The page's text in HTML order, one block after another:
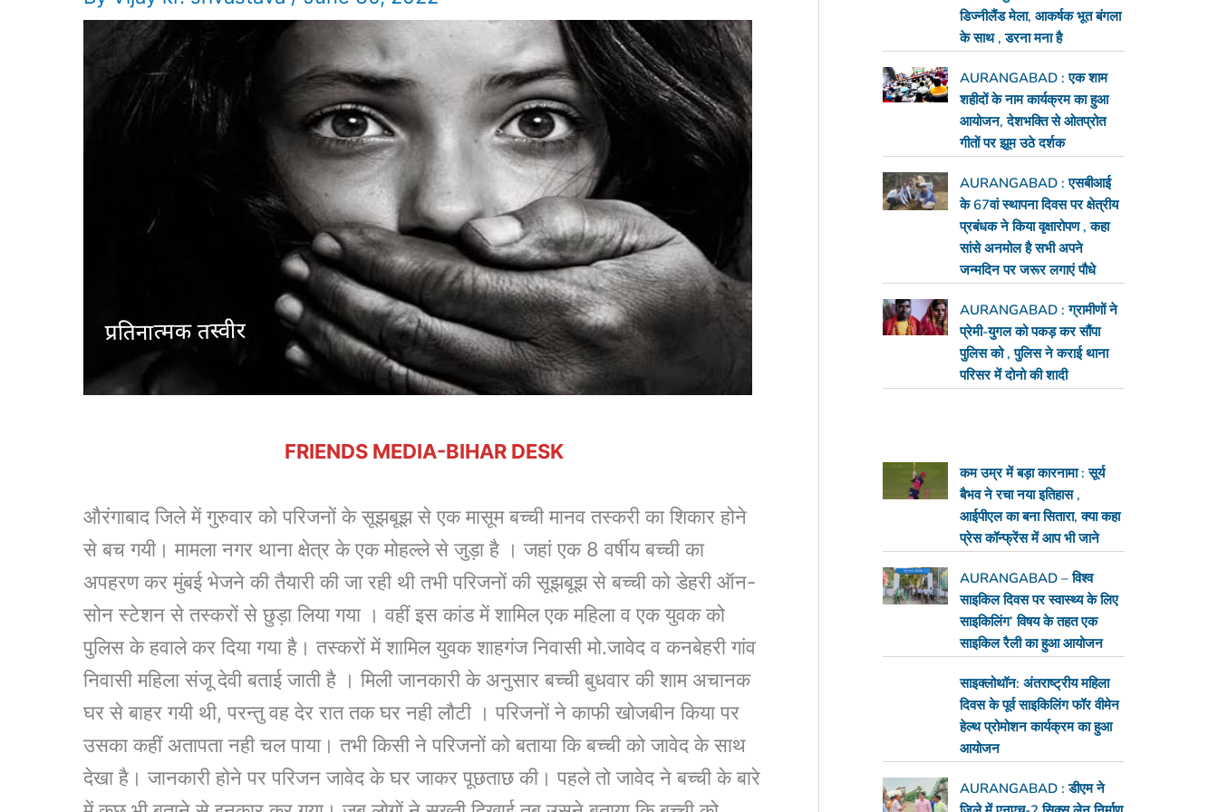
FRIENDS MEDIA-BIHAR DESK
औरंगाबाद जिले में गुरुवार को परिजनों के सूझबूझ से एक मासूम बच्ची मानव तस्करी का शिकार होने
से बच गयी। मामला नगर थाना क्षेत्र के एक मोहल्ले से जुड़ा है । जहां एक 8 वर्षीय बच्ची का
अपहरण कर मुंबई भेजने की तैयारी की जा रही थी तभी परिजनों की सूझबूझ से बच्ची को डेहरी ऑन-
सोन स्टेशन से तस्करों से छुड़ा लिया गया । वहीं इस कांड में शामिल एक महिला व एक युवक को
पुलिस के हवाले कर दिया गया है। तस्करों में शामिल युवक शाहगंज निवासी मो.जावेद व कनबेहरी गांव
निवासी महिला संजू देवी बताई जाती है । मिली जानकारी के अनुसार बच्ची बुधवार की शाम अचानक
घर से बाहर गयी थी, परन्तु वह देर रात तक घर नही लौटी । परिजनों ने काफी खोजबीन किया पर
उसका कहीं अतापता नही चल पाया। तभी किसी ने परिजनों को बताया कि बच्ची को जावेद के साथ
देखा है। जानकारी होने पर परिजन जावेद के घर जाकर पूछताछ की। पहले तो जावेद ने बच्ची के बारे
डिज्नीलैंड मेला, आकर्षक भूत बंगला
के साथ , डरना मना है
AURANGABAD : एक शाम
शहीदों के नाम कार्यक्रम का हुआ
आयोजन, देशभक्ति से ओतप्रोत
गीतों पर झूम उठे दर्शक
AURANGABAD : एसबीआई
के 67वां स्थापना दिवस पर क्षेत्रीय
प्रबंधक ने किया वृक्षारोपण , कहा
सांसे अनमोल है सभी अपने
जन्मदिन पर जरूर लगाएं पौधे
AURANGABAD : ग्रामीणों ने
प्रेमी-युगल को पकड़ कर सौंपा
पुलिस को , पुलिस ने कराई थाना
परिसर में दोनो की शादी
कम उम्र में बड़ा कारनामा : सूर्य
बैभव ने रचा नया इतिहास ,
आईपीएल का बना सितारा, क्या कहा
प्रेस कॉन्फ्रेंस में आप भी जाने
AURANGABAD – विश्व
साइकिल दिवस पर स्वास्थ्य के लिए
साइकिलिंग’ विषय के तहत एक
साइकिल रैली का हुआ आयोजन
साइक्लोथॉन: अंतराष्ट्रीय महिला
दिवस के पूर्व साइकिलिंग फॉर वीमेन
हेल्थ प्रोमोशन कार्यक्रम का हुआ
आयोजन
AURANGABAD : डीएम ने